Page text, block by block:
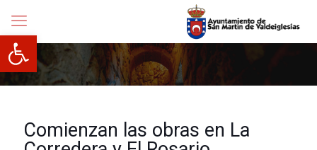
Abrir barra de herramientas
Comienzan las obras en La